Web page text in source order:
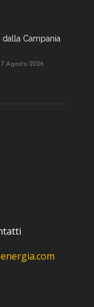
dalla Campania
7 Agosto 2026